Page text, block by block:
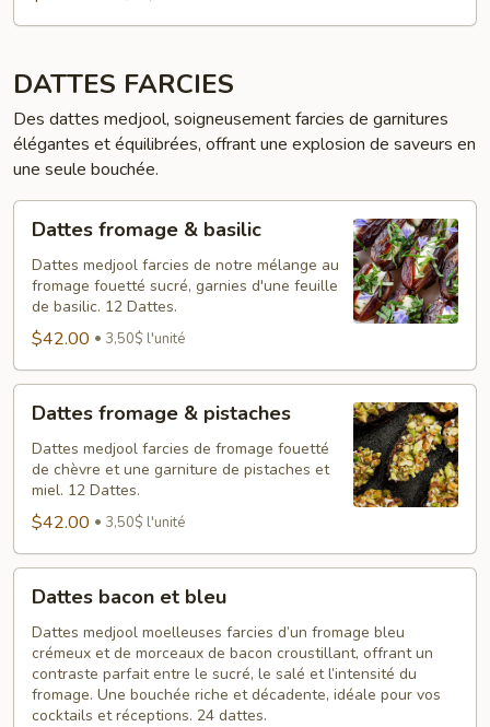
DATTES FARCIES
Des dattes medjool, soigneusement farcies de garnitures
élégantes et équilibrées, offrant une explosion de saveurs en
une seule bouchée.
fromage
basilic
Dattes fromage & basilic
Dattes medjool farcies de notre mélange au
fromage fouetté sucré, garnies d'une feuille
de basilic. 12 Dattes.
$42.00 3,50$ l'unité
fromage
pistaches
Dattes fromage & pistaches
Dattes medjool farcies de fromage fouetté
de chèvre et une garniture de pistaches et
miel. 12 Dattes.
$42.00 3,50$ l'unité
bacon
bleu
Dattes bacon et bleu
Dattes medjool moelleuses farcies d’un fromage bleu
crémeux et de morceaux de bacon croustillant, offrant un
contraste parfait entre le sucré, le salé et l’intensité du
fromage. Une bouchée riche et décadente, idéale pour vos
cocktails et réceptions. 24 dattes.